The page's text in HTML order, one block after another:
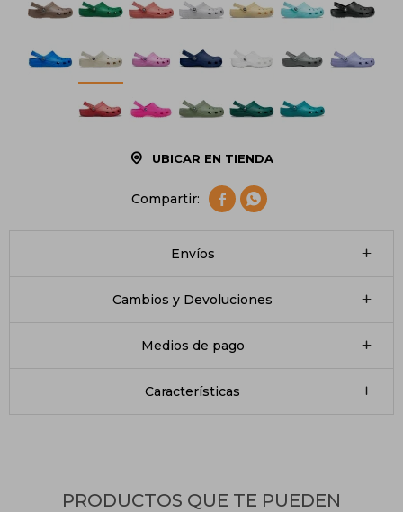
UBICAR EN TIENDA
 
Envíos
Cambios y Devoluciones
Medios de pago
Características
PRODUCTOS QUE TE PUEDEN